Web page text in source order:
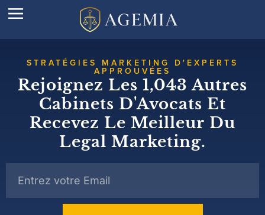
STRATÉGIES MARKETING D'EXPERTS
APPROUVÉES
Rejoignez Les 1,043 Autres
Cabinets D'Avocats Et
Recevez Le Meilleur Du
Legal Marketing.